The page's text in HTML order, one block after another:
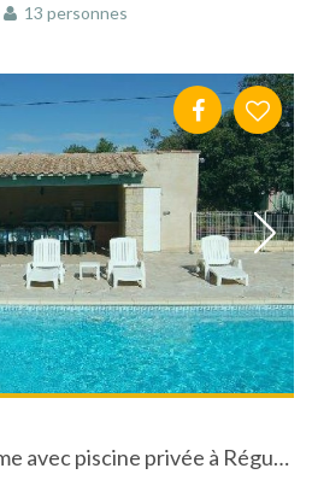
13 personnes
Villa dans un cadre calme avec piscine privée à Régusse dans le Var dans les Gorges du Verdon.